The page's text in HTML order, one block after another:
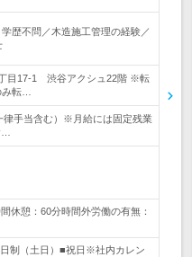
歴不問／木造施工管理の経験／
目17-1 渋谷アクシュ22階 ※転
転…
律手当含む）※月給には固定残業
休憩：60分時間外労働の有無：
制（土日）■祝日※社内カレン